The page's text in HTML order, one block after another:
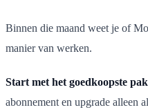
Binnen die maand weet je of
manier van werken.
Start met het goedkoopste
abonnement en upgrade alleen